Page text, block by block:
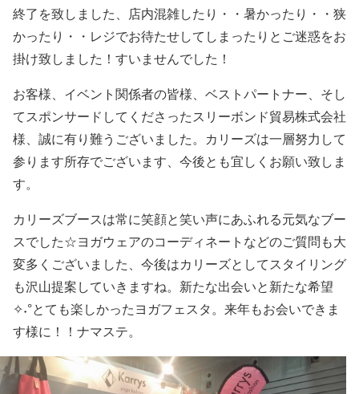
終了を致しました、店内混雑したり・・暑かったり・・狭
かったり・・レジでお待たせしてしまったりとご迷惑をお
掛け致しました！すいませんでした！
お客様、イベント関係者の皆様、ベストパートナー、そし
てスポンサードしてくださったスリーボンド貿易株式会社
様、誠に有り難うございました。カリーズは一層努力して
参ります所存でございます、今後とも宜しくお願い致しま
す。
カリーズブースは常に笑顔と笑い声にあふれる元気なブー
スでした☆ヨガウェアのコーディネートなどのご質問も大
変多くございました、今後はカリーズとしてスタイリング
も沢山提案していきますね。新たな出会いと新たな希望
✧˖°とても楽しかったヨガフェスタ。来年もお会いできま
す様に！！ナマステ。